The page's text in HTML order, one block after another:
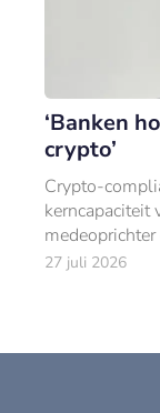
‘Banken
crypto’
Crypto-
kerncapaciteit
medeoprichter
27 juli 2026